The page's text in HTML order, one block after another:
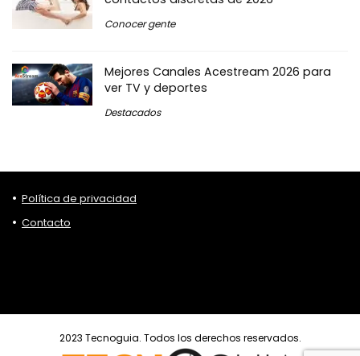
Conocer gente
Mejores Canales Acestream 2026 para
ver TV y deportes
Destacados
Política de privacidad
Contacto
2023 Tecnoguia. Todos los derechos reservados.